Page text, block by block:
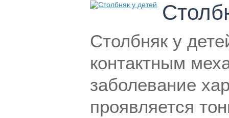
Столбняк у
контактным
заболевание
проявляется